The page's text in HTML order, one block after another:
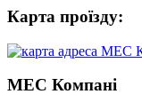
Карта проїзду:
МЕС Компані